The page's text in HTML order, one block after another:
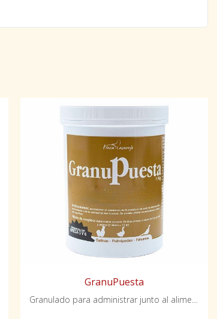
GranuPuesta
Granulado para administrar junto al alimento base